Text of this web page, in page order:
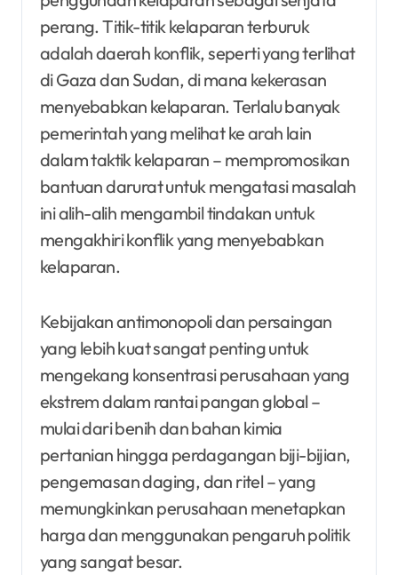
perang. Titik-titik kelaparan terburuk
adalah daerah konflik, seperti yang terlihat
di Gaza dan Sudan, di mana kekerasan
menyebabkan kelaparan. Terlalu banyak
pemerintah yang melihat ke arah lain
dalam taktik kelaparan – mempromosikan
bantuan darurat untuk mengatasi masalah
ini alih-alih mengambil tindakan untuk
mengakhiri konflik yang menyebabkan
kelaparan.
Kebijakan antimonopoli dan persaingan
yang lebih kuat sangat penting untuk
mengekang konsentrasi perusahaan yang
ekstrem dalam rantai pangan global –
mulai dari benih dan bahan kimia
pertanian hingga perdagangan biji-bijian,
pengemasan daging, dan ritel – yang
memungkinkan perusahaan menetapkan
harga dan menggunakan pengaruh politik
yang sangat besar.